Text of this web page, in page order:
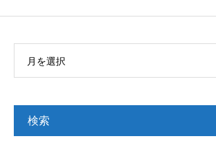
月を選択
検索